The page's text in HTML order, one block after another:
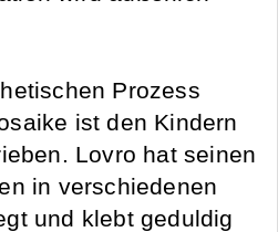
Prozess
ist den Kindern
Lovro hat seinen
in verschiedenen
und klebt geduldig